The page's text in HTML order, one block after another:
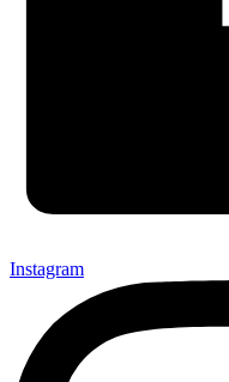
Instagram